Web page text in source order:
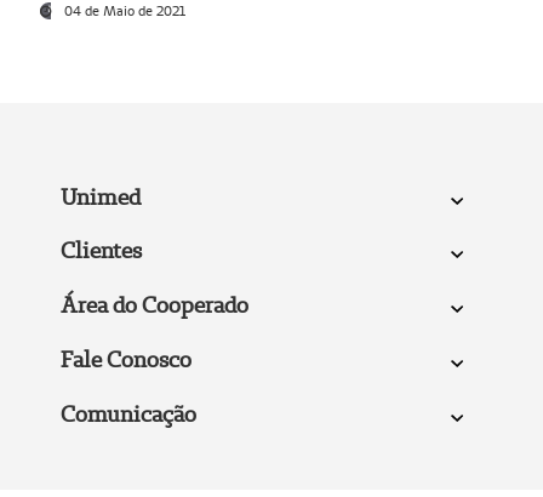
04 de Maio de 2021
Unimed
Clientes
Área do Cooperado
Fale Conosco
Comunicação